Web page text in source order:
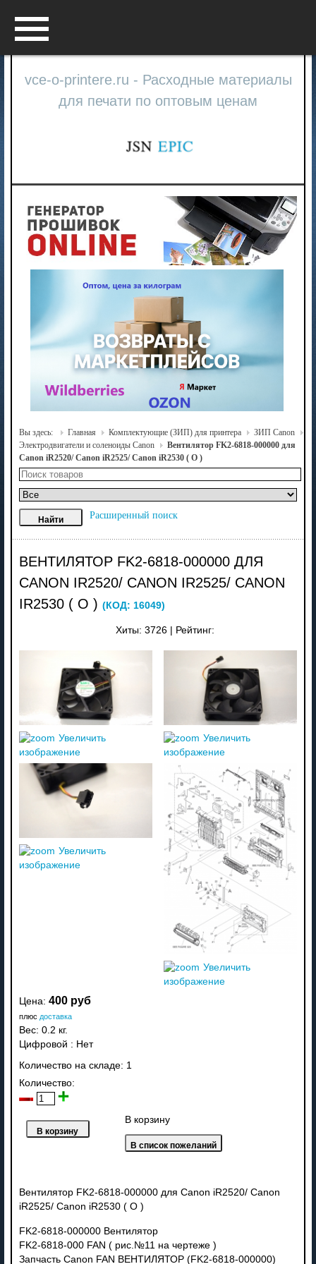
vce-o-printere.ru - Расходные материалы
для печати по оптовым ценам
Вы здесь: Главная Комплектующие (ЗИП) для принтера
ЗИП Canon
Электродвигатели и соленоиды Canon
Вентилятор FK2-6818-000000 для
Canon iR2520/ Canon iR2525/ Canon iR2530 ( О )
Расширенный поиск
ВЕНТИЛЯТОР FK2-6818-000000 ДЛЯ
CANON IR2520/ CANON IR2525/ CANON
IR2530 ( О ) (КОД: 16049)
Хиты: 3726 Рейтинг:
Увеличить
изображение
Увеличить
изображение
Увеличить
изображение
Увеличить
изображение
Цена: 400 руб
плюс доставка
Вес: 0.2 кг.
Цифровой : Нет
Количество на складе: 1
Количество:
В корзину
Вентилятор FK2-6818-000000 для Canon iR2520/ Canon
iR2525/ Canon iR2530 ( О )
FK2-6818-000000 Вентилятор
FK2-6818-000 FAN ( рис.№11 на чертеже )
Запчасть Canon FAN ВЕНТИЛЯТОР (FK2-6818-000000)